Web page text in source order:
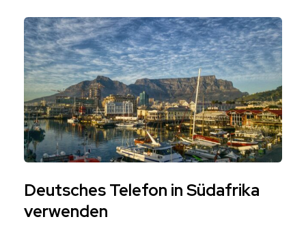
Deutsches Telefon in Südafrika
verwenden